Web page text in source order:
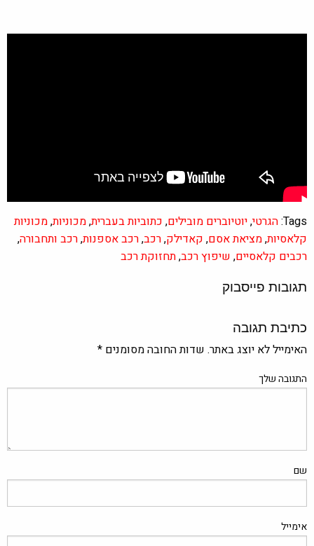
Tags: הגרטי,יוטיוברים מובילים, כתוביות בעברית,מכוניות,מכוניות
קלאסיות,מציאת אסם, קאדילק,רכב,רכב אספנות,רכב ותחבורה,
רכבים קלאסיים, שיפוץ רכב,תחזוקת רכב
תגובות פייסבוק
כתיבת תגובה
האימייל לא יוצג באתר. שדות החובה מסומנים *
התגובה שלך
שם
אימייל